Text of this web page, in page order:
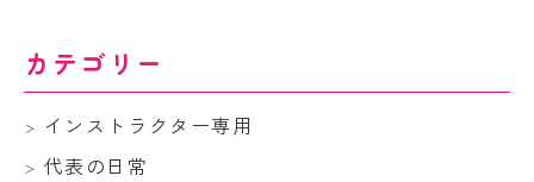
カテゴリー
インストラクター専用
代表の日常